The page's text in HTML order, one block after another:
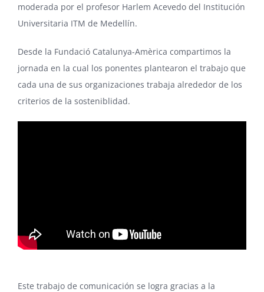
moderada por el profesor Harlem Acevedo del Institución
Universitaria ITM de Medellín.
Desde la Fundació Catalunya-Amèrica compartimos la
jornada en la cual los ponentes plantearon el trabajo que
cada una de sus organizaciones trabaja alrededor de los
criterios de la sosteniblidad.
Este trabajo de comunicación se logra gracias a la